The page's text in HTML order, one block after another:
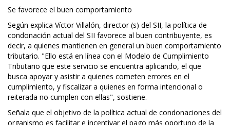
Se favorece el buen comportamiento
Según explica Víctor Villalón, director (s) del SII, la política de
condonación actual del SII favorece al buen contribuyente, es
decir, a quienes mantienen en general un buen comportamiento
tributario. "Ello está en línea con el Modelo de Cumplimiento
Tributario que este servicio se encuentra aplicando, el que
busca apoyar y asistir a quienes cometen errores en el
cumplimiento, y fiscalizar a quienes en forma intencional o
reiterada no cumplen con ellas", sostiene.
Señala que el objetivo de la política actual de condonaciones del
organismo es facilitar e incentivar el pago más oportuno de la